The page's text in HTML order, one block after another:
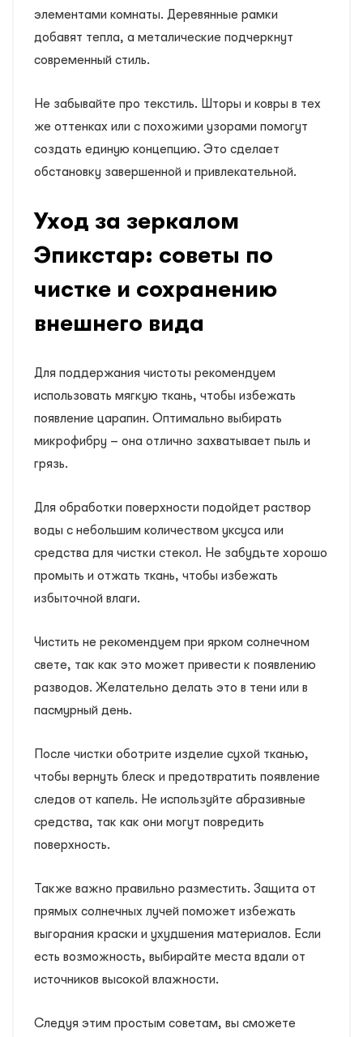
элементами комнаты. Деревянные рамки
добавят тепла, а металические подчеркнут
современный стиль.
Не забывайте про текстиль. Шторы и ковры в тех
же оттенках или с похожими узорами помогут
создать единую концепцию. Это сделает
обстановку завершенной и привлекательной.
Уход за зеркалом
Эпикстар: советы по
чистке и сохранению
внешнего вида
Для поддержания чистоты рекомендуем
использовать мягкую ткань, чтобы избежать
появление царапин. Оптимально выбирать
микрофибру – она отлично захватывает пыль и
грязь.
Для обработки поверхности подойдет раствор
воды с небольшим количеством уксуса или
средства для чистки стекол. Не забудьте хорошо
промыть и отжать ткань, чтобы избежать
избыточной влаги.
Чистить не рекомендуем при ярком солнечном
свете, так как это может привести к появлению
разводов. Желательно делать это в тени или в
пасмурный день.
После чистки оботрите изделие сухой тканью,
чтобы вернуть блеск и предотвратить появление
следов от капель. Не используйте абразивные
средства, так как они могут повредить
поверхность.
Также важно правильно разместить. Защита от
прямых солнечных лучей поможет избежать
выгорания краски и ухудшения материалов. Если
есть возможность, выбирайте места вдали от
источников высокой влажности.
Следуя этим простым советам, вы сможете